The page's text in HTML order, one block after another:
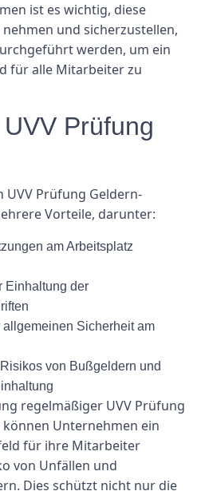
ist es wichtig, diese
und sicherzustellen,
werden, um ein
für alle Mitarbeiter zu
Prüfung
Prüfung Geldern-
Vorteile, darunter:
am Arbeitsplatz
Einhaltung der
Sicherheit am
von Bußgeldern und
regelmäßiger UVV Prüfung
Unternehmen ein
für ihre Mitarbeiter
von Unfällen und
Dies schützt nicht nur die